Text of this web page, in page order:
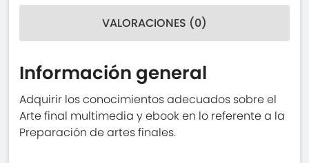
VALORACIONES (0)
Información general
Adquirir los conocimientos adecuados sobre el
Arte final multimedia y ebook en lo referente a la
Preparación de artes finales.